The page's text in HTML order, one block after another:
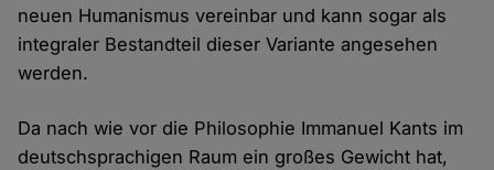
neuen Humanismus vereinbar und kann sogar als
integraler Bestandteil dieser Variante angesehen
werden.
Da nach wie vor die Philosophie Immanuel Kants im
deutschsprachigen Raum ein großes Gewicht hat,